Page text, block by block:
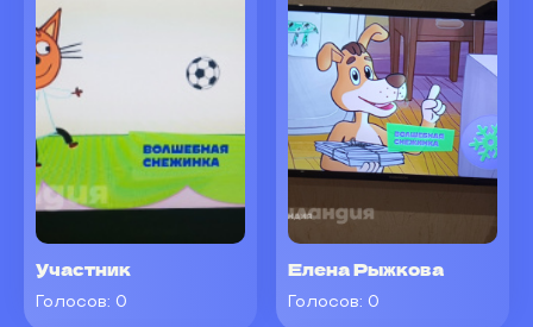
Участник
Голосов: 0
Елена Рыжкова
Голосов: 0